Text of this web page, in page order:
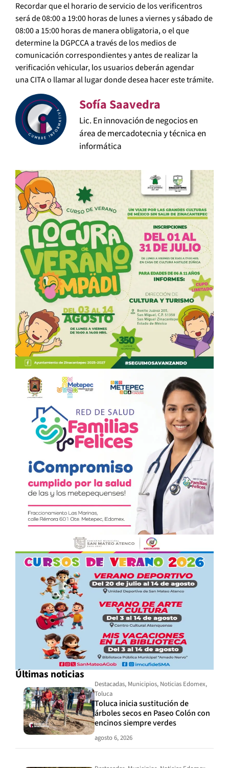
Recordar que el horario de servicio de los verificentros
será de 08:00 a 19:00 horas de lunes a viernes y sábado de
08:00 a 15:00 horas de manera obligatoria, o el que
determine la DGPCCA a través de los medios de
comunicación correspondientes y antes de realizar la
verificación vehicular, los usuarios deberán agendar
una CITA o llamar al lugar donde desea hacer este trámite.
Sofía Saavedra
Lic. En innovación de negocios en
área de mercadotecnia y técnica en
informática
Últimas noticias
Destacadas, Municipios, Noticias Edomex,
Toluca
Toluca inicia sustitución de
árboles secos en Paseo Colón con
encinos siempre verdes
agosto 6, 2026